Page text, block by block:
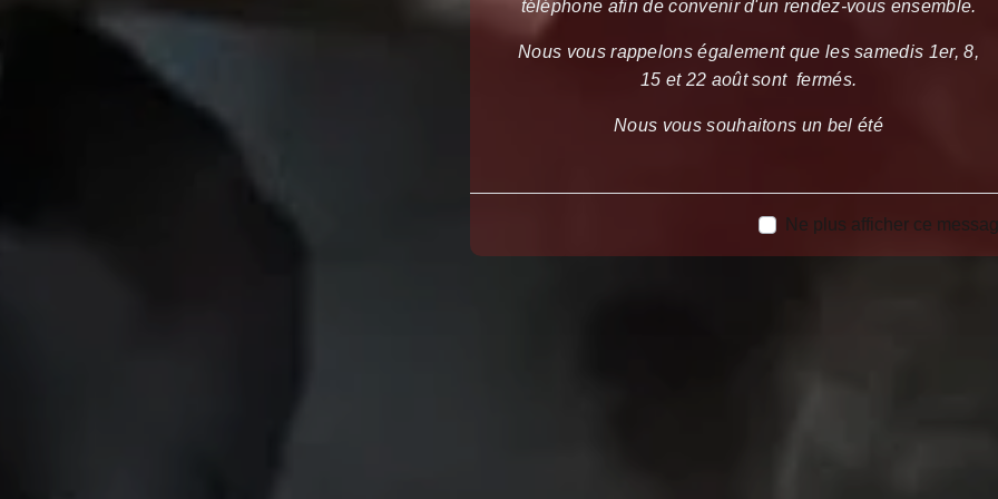
téléphone afin de convenir d'un rendez-vous ensemble.
Nous vous rappelons également que les samedis 1er, 8,
15 et 22 août sont fermés.
Nous vous souhaitons un bel été
Ne plus afficher ce